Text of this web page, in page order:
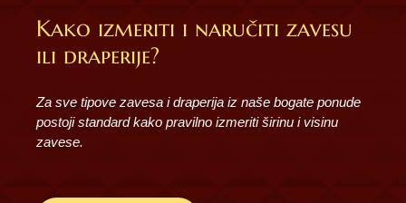
Kako izmeriti i naručiti zavesu
ili draperije?
Za sve tipove zavesa i draperija iz naše bogate ponude
postoji standard kako pravilno izmeriti širinu i visinu
zavese.